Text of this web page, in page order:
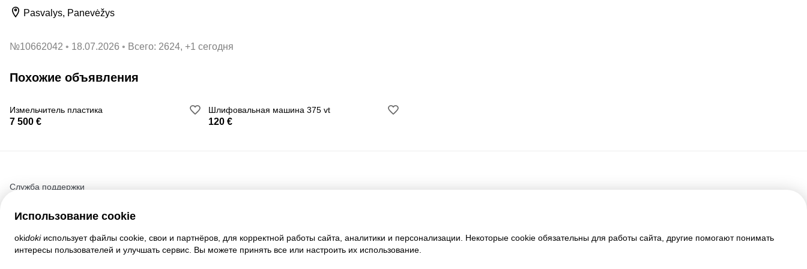
Pasvalys, Panevėžys
№10662042 18.07.2026 Всего: 2624, +1 сегодня
Похожие объявления
Измельчитель пластика
7 500 €
Шлифовальная машина 375 vt
120 €
Использование cookie
okidokiиспользует файлы cookie, свои и партнёров, для корректной работы сайта, аналитики и персонализации. Некоторые cookie обязательны для работы сайта, другие помогают понимать
интересы пользователей и улучшать сервис. Вы можете принять все или настроить их использование.
Служба поддержки
Правила и соглашения
Настройки приватности
Полная версия сайта